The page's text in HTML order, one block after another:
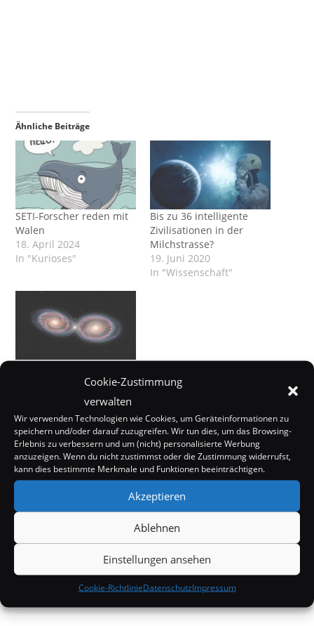
Cookie-Zustimmung
verwalten
Wir verwenden Technologien wie Cookies, um Geräteinformationen zu
speichern und/oder darauf zuzugreifen. Wir tun dies, um das Browsing-
Erlebnis zu verbessern und um (nicht) personalisierte Werbung
anzuzeigen. Wenn du nicht zustimmst oder die Zustimmung widerrufst,
kann dies bestimmte Merkmale und Funktionen beeinträchtigen.
Akzeptieren
Ablehnen
Einstellungen ansehen
Cookie-RichtlinieDatenschutzImpressum
Ähnliche Beiträge
SETI-Forscher reden mit
Walen
18. April 2024
In "Kurioses"
Bis zu 36 intelligente
Zivilisationen in der
Milchstrasse?
19. Juni 2020
In "Wissenschaft"
Kollision mit der
In "Wissenschaft"
SCHLAGWÖRTER:KOMMUNIKATION WALE